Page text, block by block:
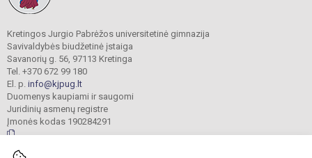
Kretingos Jurgio Pabrėžos universitetinė gimnazija
Savivaldybės biudžetinė įstaiga
Savanorių g. 56, 97113 Kretinga
Tel. +370 672 99 180
El. p. info@kjpug.lt
Duomenys kaupiami ir saugomi
Juridinių asmenų registre
Įmonės kodas 190284291